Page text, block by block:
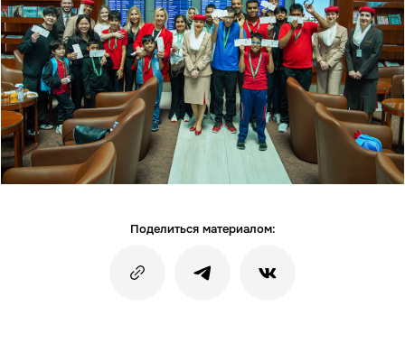
Поделиться материалом: